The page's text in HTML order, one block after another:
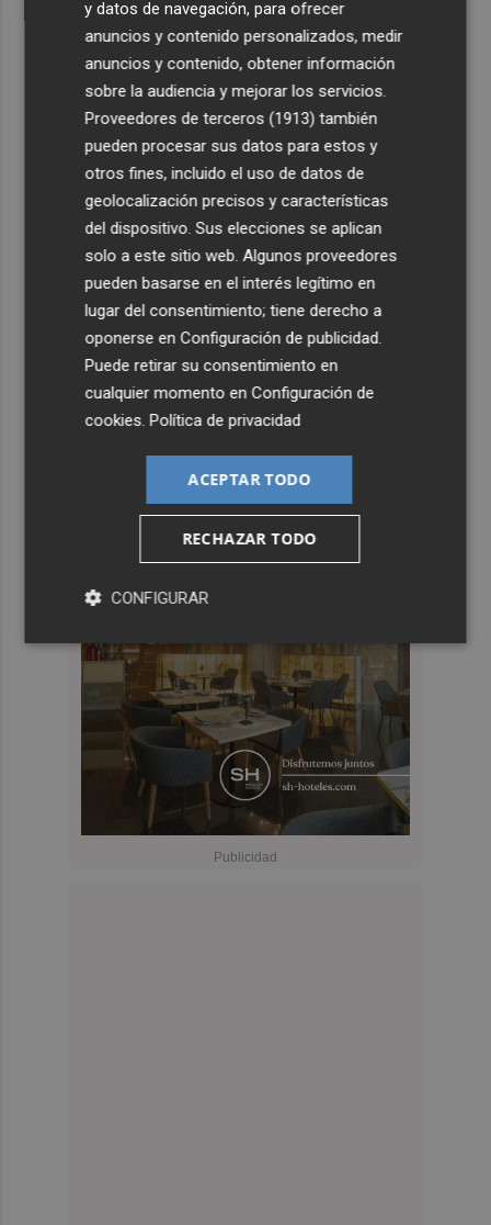
y datos de navegación, para ofrecer
anuncios y contenido personalizados, medir
anuncios y contenido, obtener información
sobre la audiencia y mejorar los servicios.
Proveedores de terceros (1913) también
pueden procesar sus datos para estos y
otros fines, incluido el uso de datos de
geolocalización precisos y características
del dispositivo. Sus elecciones se aplican
solo a este sitio web. Algunos proveedores
pueden basarse en el interés legítimo en
lugar del consentimiento; tiene derecho a
oponerse enConfiguración de publicidad
Puede retirar su consentimiento en
cualquier momento enConfiguración de
cookies .Política de privacidad
ACEPTAR TODO
RECHAZAR TODO
CONFIGURAR